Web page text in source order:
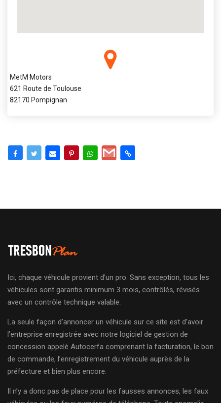
MetM Motors
621 Route de Toulouse
82170 Pompignan
Ici, chaque véhicule provient d’un pro. Sans exception, tous les
véhicules sont garantis minimum 3 mois, contrôlés, révisés
avec un contrôle technique valable.
La seule façon d’annoncer un véhicule sur ce site est d’avoir
l’entreprise enregistrée avec notre logiciel de gestion de
concession appelé Autocerfa comprenant la facturation, le bon
de commande, l’enregistrement du véhicule auprès de la
préfecture et bien plus encore.
Il n’y a donc pas de place pour les fausses annonces, les faux